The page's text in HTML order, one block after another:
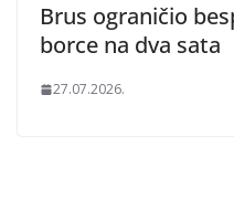
Brus ograničio
borce na dva sata
27.07.2026.